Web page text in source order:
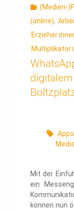
(Medien-
(online),
Mit der
ein
können nun